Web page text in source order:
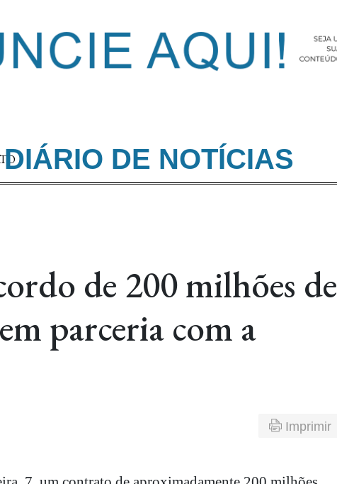
DIÁRIO DE NOTÍCIAS
de 200 milhões de
parceria com a
Imprimir